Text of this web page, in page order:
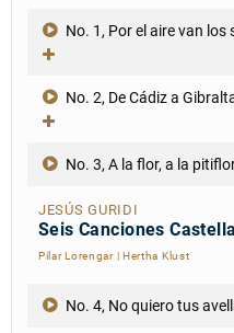
No. 1, Por el aire van
No. 2, De Cádiz a
No. 3, A la flor, a la
JESÚS GURIDI
Seis Canciones
Pilar Lorengar| Hertha Klust
No. 4, No quiero tus